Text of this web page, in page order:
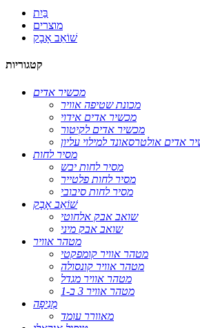
בַּיִת
מוצרים
שׁוֹאֵב אָבָק
קטגוריות
מכשיר אדים
מכונת שטיפה אוויר
מכשיר אדים אידוי
מכשיר אדים לקיטור
אדים אולטרסאונד למילוי עליון
מסיר לחות
מסיר לחות יבש
מסיר לחות פלטייר
מסיר לחות סיבובי
שׁוֹאֵב אָבָק
שואב אבק אלחוטי
שואב אבק מיני
מטהר אוויר
מטהר אוויר קומפקטי
מטהר אוויר קונסולה
מטהר אוויר מגדל
מטהר אוויר 3 ב-1
מְנִיפָה
מאוורר עומד